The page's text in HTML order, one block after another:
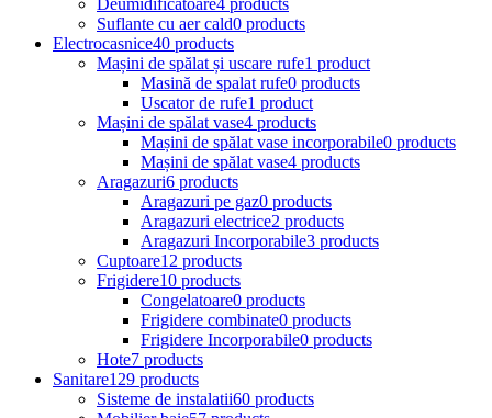
Suflante cu aer cald0 products
Electrocasnice40 products
Mașini de spălat și uscare rufe1 product
Masină de spalat rufe0 products
Uscator de rufe1 product
Mașini de spălat vase4 products
Mașini de spălat vase incorporabile0 products
Mașini de spălat vase4 products
Aragazuri6 products
Aragazuri pe gaz0 products
Aragazuri electrice2 products
Aragazuri Incorporabile3 products
Cuptoare12 products
Frigidere10 products
Congelatoare0 products
Frigidere combinate0 products
Frigidere Incorporabile0 products
Hote7 products
Sanitare129 products
Sisteme de instalatii60 products